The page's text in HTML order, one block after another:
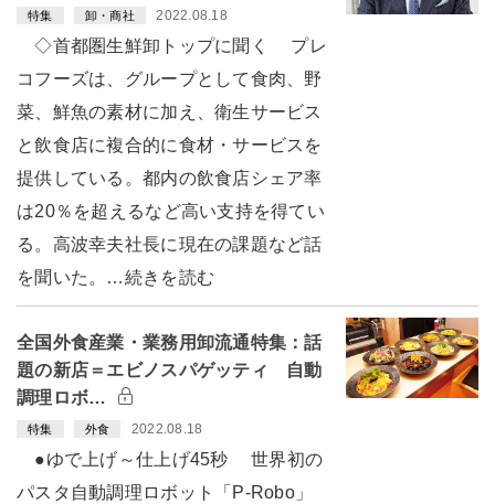
特集 卸・商社 2022.08.18
◇首都圏生鮮卸トップに聞く プレ
コフーズは、グループとして食肉、野
菜、鮮魚の素材に加え、衛生サービス
と飲食店に複合的に食材・サービスを
提供している。都内の飲食店シェア率
は20％を超えるなど高い支持を得てい
る。高波幸夫社長に現在の課題など話
を聞いた。…続きを読む
全国外食産業・業務用卸流通特集：話
題の新店＝エビノスパゲッティ 自動
調理ロボ…
特集 外食 2022.08.18
●ゆで上げ～仕上げ45秒 世界初の
パスタ自動調理ロボット「P-Robo」